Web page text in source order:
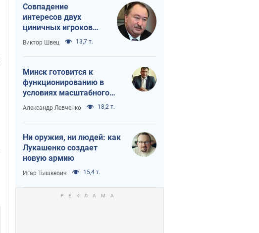
Совпадение
интересов двух
циничных игроков
или тайный план
Трампа и Путина?
Виктор Швец 13,7 т.
Минск готовится к
функционированию в
условиях масштабного
военного кризиса
Александр Левченко 18,2 т.
Ни оружия, ни людей: как
Лукашенко создает
новую армию
Игар Тышкевич 15,4 т.